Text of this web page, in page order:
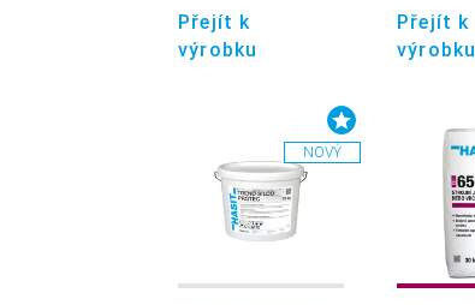
Přejít k
výrobku
Přejít k
výrobku
NOVÝ